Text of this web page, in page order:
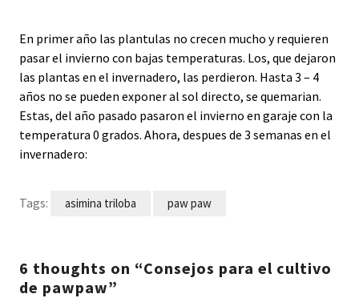
En primer año las plantulas no crecen mucho y requieren
pasar el invierno con bajas temperaturas. Los, que dejaron
las plantas en el invernadero, las perdieron. Hasta 3 – 4
años no se pueden exponer al sol directo, se quemarian.
Estas, del año pasado pasaron el invierno en garaje con la
temperatura 0 grados. Ahora, despues de 3 semanas en el
invernadero:
Tags: asimina triloba paw paw
6 thoughts on “Consejos para el cultivo
de pawpaw”